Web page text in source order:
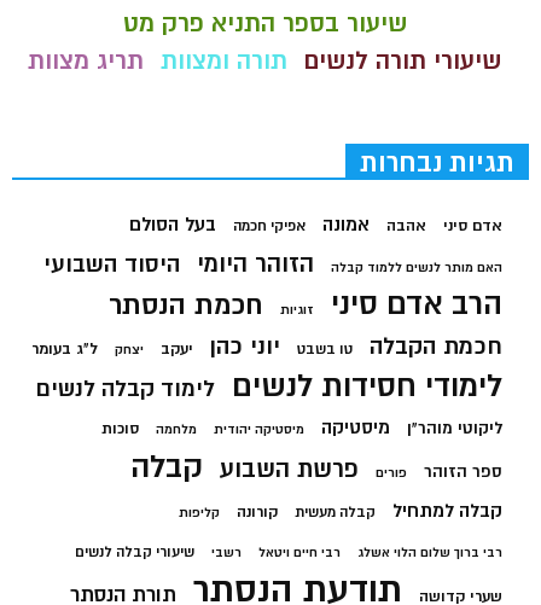
שיעור בספר התניא פרק מט
שיעורי תורה לנשים
תורה ומצוות תריג מצוות
תגיות נבחרות
אדם סיני אהבה אמונה אפיקי חכמה בעל הסולם
האם מותר לנשים ללמוד קבלה הזוהר היומי היסוד השבועי
הרב אדם סיני זוגיות חכמת הנסתר
חכמת הקבלה טו בשבט יוני כהן יעקב יצחק ל"ג בעומר
לימודי חסידות לנשים לימוד קבלה לנשים
ליקוטי מוהר"ן מיסטיקה מיסטיקה יהודית מלחמה סוכות
ספר הזוהר פורים פרשת השבוע קבלה
קבלה למתחיל קבלה מעשית קורונה קליפות
רבי ברוך שלום הלוי אשלג רבי חיים ויטאל רשבי שיעורי קבלה לנשים
שערי קדושה תודעת הנסתר תורת הנסתר